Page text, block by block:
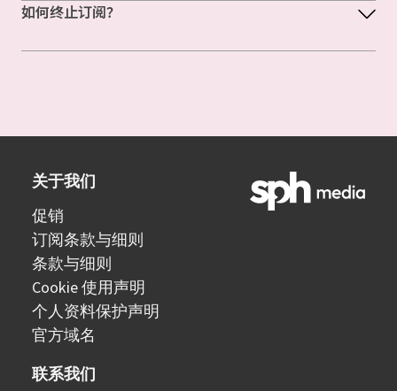
如何终止订阅？
关于我们
促销
订阅条款与细则
条款与细则
Cookie 使用声明
个人资料保护声明
官方域名
联系我们